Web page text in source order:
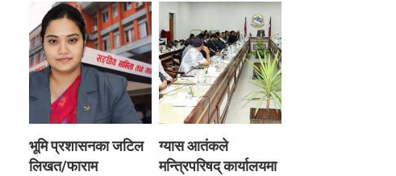
भूमि प्रशासनका जटिल
लिखत/फाराम
ग्यास आतंकले
मन्त्रिपरिषद् कार्यालयमा